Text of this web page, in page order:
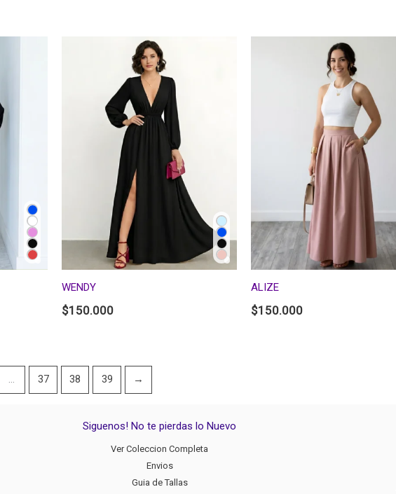
WENDY
$150.000
ALIZE
$150.000
… 37 38 39 →
Siguenos! No te pierdas lo Nuevo
Ver Coleccion Completa
Envios
Guia de Tallas